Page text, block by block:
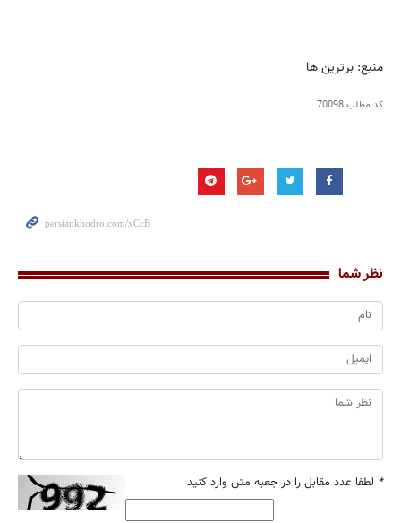
منبع: برترین ها
کد مطلب70098
نظر شما
* لطفا عدد مقابل را در جعبه متن وارد کنید